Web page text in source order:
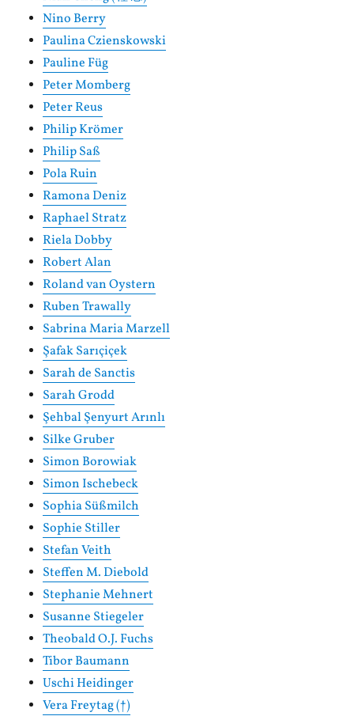
Nino Berry
Paulina Czienskowski
Pauline Füg
Peter Momberg
Peter Reus
Philip Krömer
Philip Saß
Pola Ruin
Ramona Deniz
Raphael Stratz
Riela Dobby
Robert Alan
Roland van Oystern
Ruben Trawally
Sabrina Maria Marzell
Şafak Sarıçiçek
Sarah de Sanctis
Sarah Grodd
Şehbal Şenyurt Arınlı
Silke Gruber
Simon Borowiak
Simon Ischebeck
Sophia Süßmilch
Sophie Stiller
Stefan Veith
Steffen M. Diebold
Stephanie Mehnert
Susanne Stiegeler
Theobald O.J. Fuchs
Tibor Baumann
Uschi Heidinger
Vera Freytag (†)